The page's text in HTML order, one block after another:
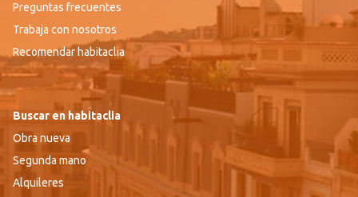
Preguntas frecuentes
Trabaja con nosotros
Recomendar habitaclia
Buscar en habitaclia
Obra nueva
Segunda mano
Alquileres